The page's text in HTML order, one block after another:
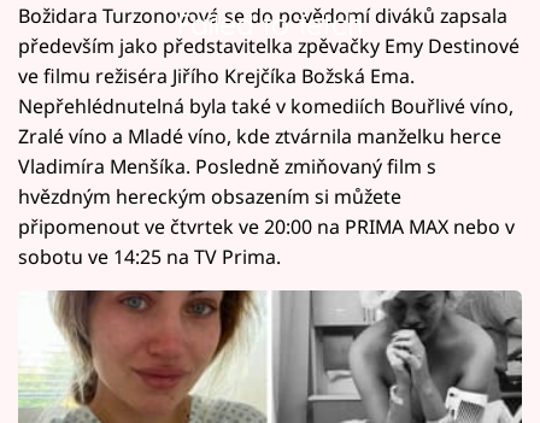
Failed to fetch
Božidara Turzonovová se do povědomí diváků zapsala
především jako představitelka zpěvačky Emy Destinové
ve filmu režiséra Jiřího Krejčíka Božská Ema.
Nepřehlédnutelná byla také v komediích Bouřlivé víno,
Zralé víno a Mladé víno, kde ztvárnila manželku herce
Vladimíra Menšíka. Posledně zmiňovaný film s
hvězdným hereckým obsazením si můžete
připomenout ve čtvrtek ve 20:00 na PRIMA MAX nebo v
sobotu ve 14:25 na TV Prima.